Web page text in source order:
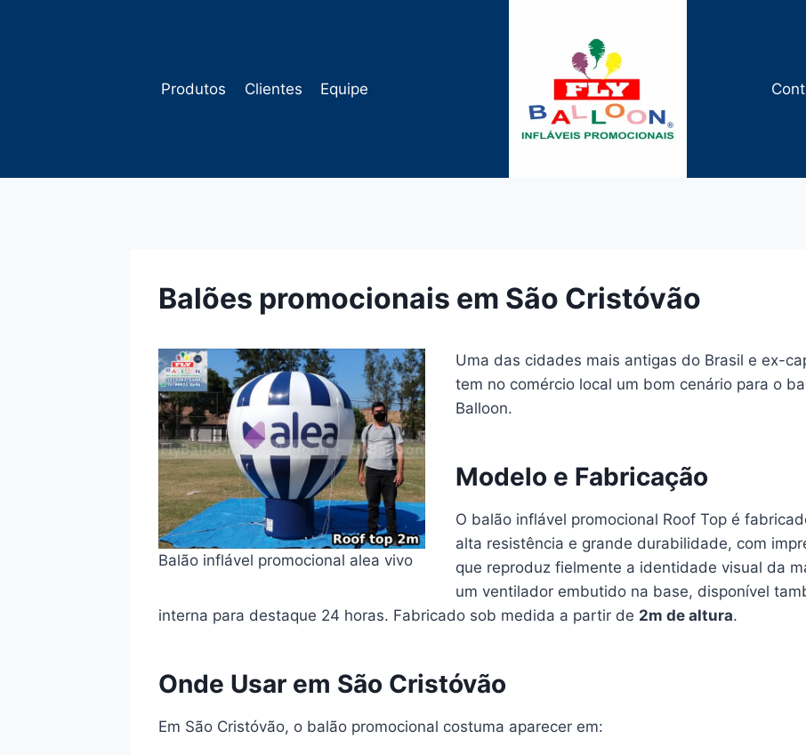
Produtos Clientes Equipe
Balões promocionais em São Cristóvão
Balão inflável promocional alea vivo
Uma das cidades mais antigas do Brasil e ex-
tem no comércio local um bom cenário para o
Balloon.
Modelo e Fabricação
O balão inflável promocional Roof Top é
alta resistência e grande durabilidade, com
que reproduz fielmente a identidade visual da
um ventilador embutido na base, disponível
interna para destaque 24 horas. Fabricado sob medida a partir de 2m de altura.
Onde Usar em São Cristóvão
Em São Cristóvão, o balão promocional costuma aparecer em: